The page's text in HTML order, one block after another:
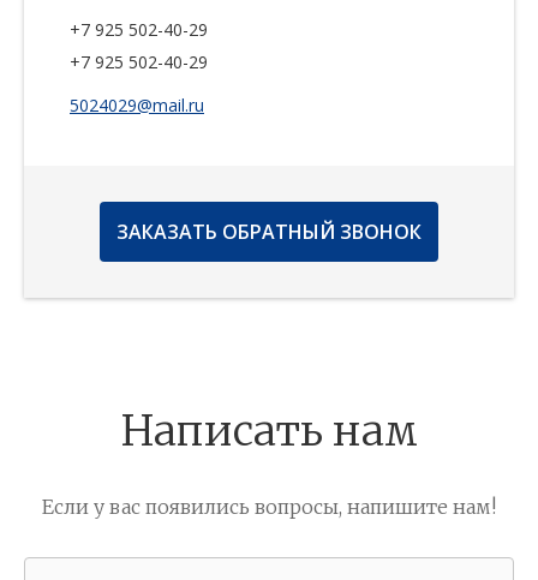
+7 925 502-40-29
+7 925 502-40-29
5024029@mail.ru
ЗАКАЗАТЬ ОБРАТНЫЙ ЗВОНОК
Написать нам
Если у вас появились вопросы, напишите нам!